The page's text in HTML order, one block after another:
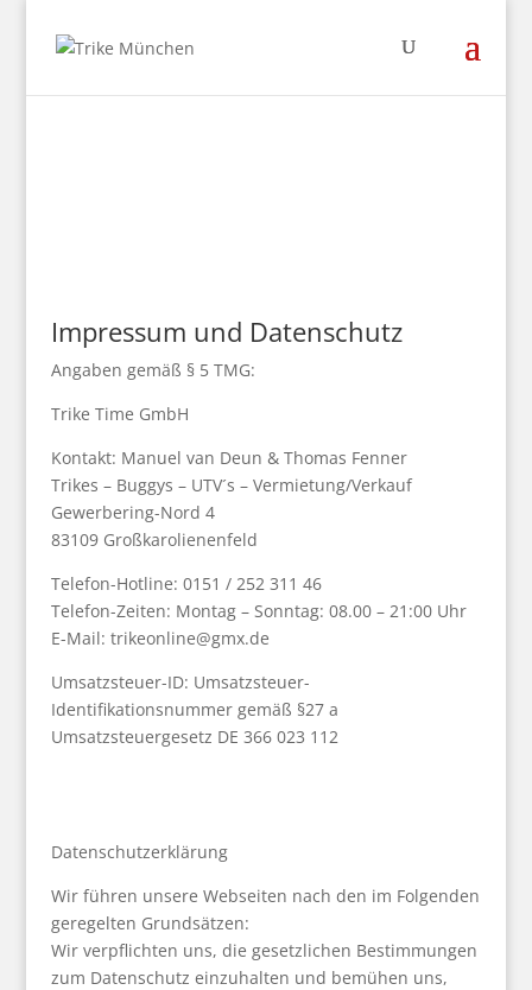
Impressum und Datenschutz
Angaben gemäß § 5 TMG:
Trike Time GmbH
Kontakt: Manuel van Deun & Thomas Fenner
Trikes – Buggys – UTV´s – Vermietung/Verkauf
Gewerbering-Nord 4
83109 Großkarolienenfeld
Telefon-Hotline: 0151 / 252 311 46
Telefon-Zeiten: Montag – Sonntag: 08.00 – 21:00 Uhr
E-Mail: trikeonline@gmx.de
Umsatzsteuer-ID: Umsatzsteuer-
Identifikationsnummer gemäß §27 a
Umsatzsteuergesetz DE 366 023 112
Datenschutzerklärung
Wir führen unsere Webseiten nach den im Folgenden
geregelten Grundsätzen:
Wir verpflichten uns, die gesetzlichen Bestimmungen
zum Datenschutz einzuhalten und bemühen uns,